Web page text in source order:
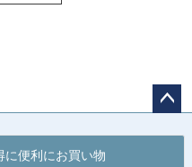
に便利にお買い物